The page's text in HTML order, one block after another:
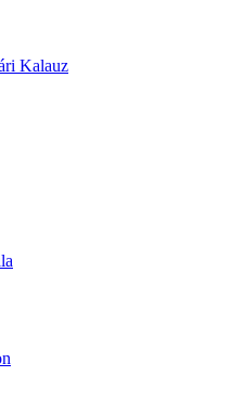
Kalauz